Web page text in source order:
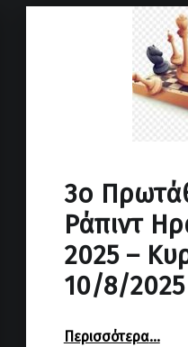
3ο
Ράπιντ
2025 –
10/8/2025
Περισσότερα“3ο Πρωτάθλημα Ράπιντ Ηρακλείου
…